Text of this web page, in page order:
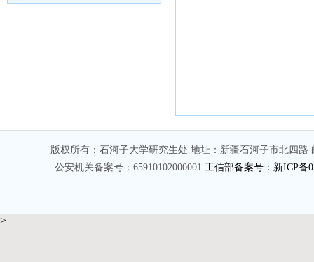
版权所有：石河子大学研究生处 地址：新疆石河子市北四路
公安机关备案号：65910102000001 工信部备案号：新ICP备
>